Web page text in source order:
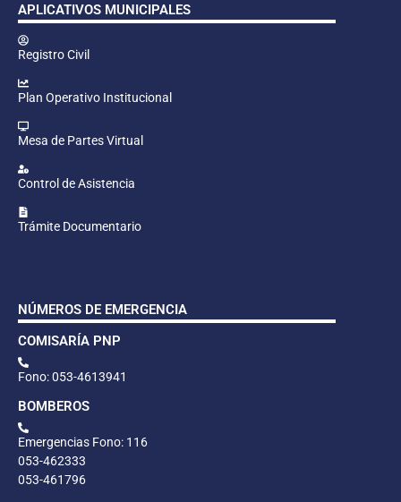
APLICATIVOS MUNICIPALES
Registro Civil
Plan Operativo Institucional
Mesa de Partes Virtual
Control de Asistencia
Trámite Documentario
NÚMEROS DE EMERGENCIA
COMISARÍA PNP
Fono: 053-4613941
BOMBEROS
Emergencias Fono: 116
053-462333
053-461796